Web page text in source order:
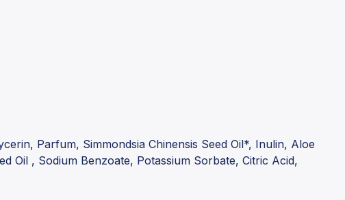
Parfum, Simmondsia Chinensis Seed Oil*, Inulin, Aloe
Oil , Sodium Benzoate, Potassium Sorbate, Citric Acid,